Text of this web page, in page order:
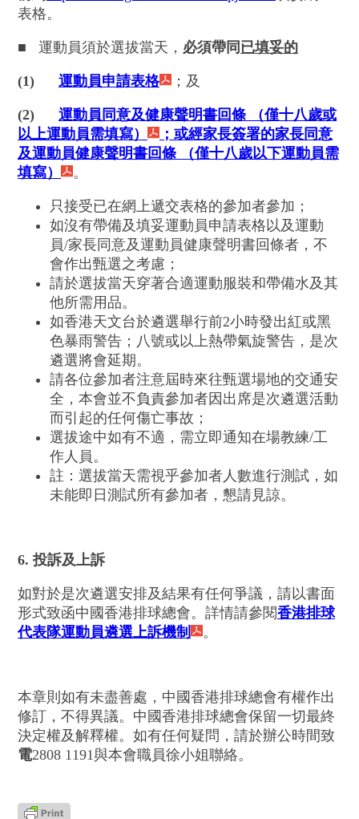
表格。
■ 運動員須於選拔當天， 必須帶同 已填妥的
(1) 運動員申請表格 ；及
(2) 運動員同意及健康聲明書回條 （僅十八歲或
以上運動員需填寫）
；或經家長簽署的家長同意
及運動員健康聲明書回條 （僅十八歲以下運動員需
填寫）
。
只接受已在網上遞交表格的參加者參加；
如沒有帶備及填妥運動員申請表格以及運動
員/家長同意及運動員健康聲明書回條者，不
會作出甄選之考慮；
請於選拔當天穿著合適運動服裝和帶備水及其
他所需用品。
如香港天文台於遴選舉行前2小時發出紅或黑
色暴雨警告；八號或以上熱帶氣旋警告，是次
遴選將會延期。
請各位參加者注意屆時來往甄選場地的交通安
全，本會並不負責參加者因出席是次遴選活動
而引起的任何傷亡事故；
選拔途中如有不適，需立即通知在場教練/工
作人員。
註：選拔當天需視乎參加者人數進行測試，如
未能即日測試所有參加者，懇請見諒。
6. 投訴及上訴
如對於是次遴選安排及結果有任何爭議，請以書面
形式致函中國香港排球總會。詳情請參閱香港排球
代表隊運動員遴選上訴機制
。
本章則如有未盡善處，中國香港排球總會有權作出
修訂，不得異議。中國香港排球總會保留一切最終
決定權及解釋權。如有任何疑問，請於辦公時間致
電2808 1191與本會職員徐小姐聯絡。